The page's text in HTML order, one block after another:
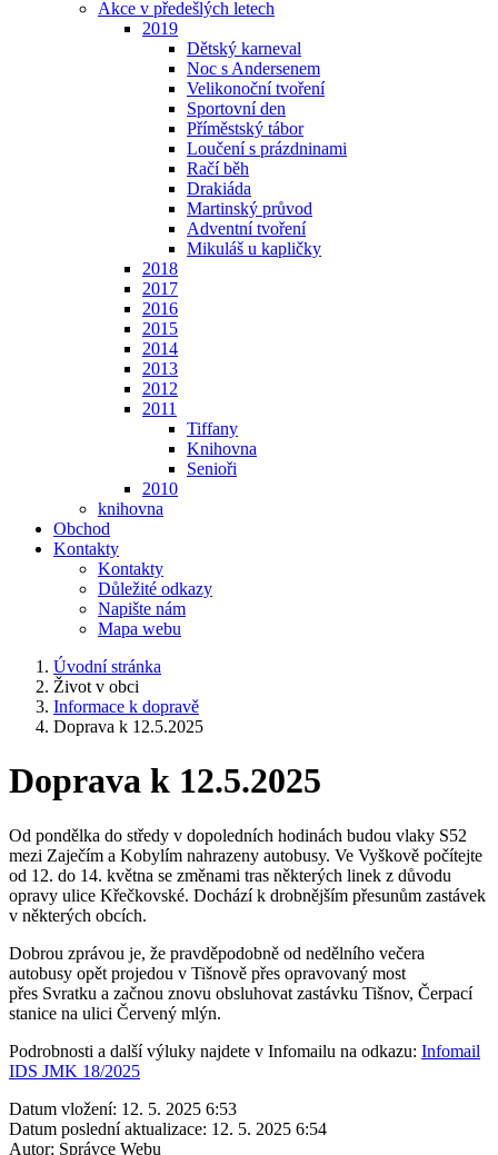
Akce v předešlých letech
2019
Dětský karneval
Noc s Andersenem
Velikonoční tvoření
Sportovní den
Příměstský tábor
Loučení s prázdninami
Račí běh
Drakiáda
Martinský průvod
Adventní tvoření
Mikuláš u kapličky
2018
2017
2016
2015
2014
2013
2012
2011
Tiffany
Knihovna
Senioři
2010
knihovna
Obchod
Kontakty
Kontakty
Důležité odkazy
Napište nám
Mapa webu
Úvodní stránka
Život v obci
Informace k dopravě
Doprava k 12.5.2025
Doprava k 12.5.2025
Od pondělka do středy v dopoledních hodinách budou vlaky S52
mezi Zaječím a Kobylím nahrazeny autobusy. Ve Vyškově počítejte
od 12. do 14. května se změnami tras některých linek z důvodu
opravy ulice Křečkovské. Dochází k drobnějším přesunům zastávek
v některých obcích.
Dobrou zprávou je, že pravděpodobně od nedělního večera
autobusy opět projedou v Tišnově přes opravovaný most
přes Svratku a začnou znovu obsluhovat zastávku Tišnov, Čerpací
stanice na ulici Červený mlýn.
Podrobnosti a další výluky najdete v Infomailu na odkazu: Infomail
IDS JMK 18/2025
Datum vložení: 12. 5. 2025 6:53
Datum poslední aktualizace: 12. 5. 2025 6:54
Autor: Správce Webu